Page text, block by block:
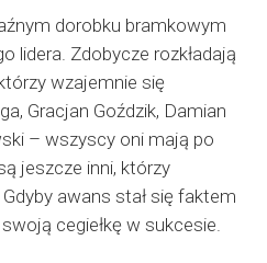
dorobku bramkowym
lidera. Zdobycze rozkładają
wzajemnie się
Gracjan Goździk, Damian
– wszyscy oni mają po
jeszcze inni, którzy
awans stał się faktem
cegiełkę w sukcesie.